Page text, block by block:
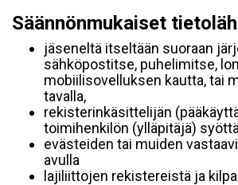
Säännönmukaiset
jäseneltä itseltään suoraan
sähköpostitse, puhelimitse,
mobiilisovelluksen kautta, tai
tavalla,
rekisterinkäsittelijän
toimihenkilön (ylläpitäjä)
evästeiden tai muiden
avulla
lajiliittojen rekistereistä ja